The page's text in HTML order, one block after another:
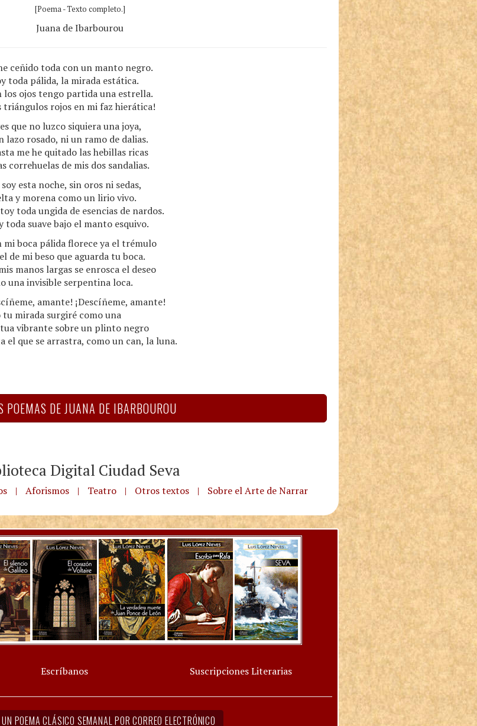
[Poema - Texto completo.]
Juana de Ibarbourou
ceñido toda con un manto negro.
toda pálida, la mirada estática.
los ojos tengo partida una estrella.
triángulos rojos en mi faz hierática!
que no luzco siquiera una joya,
lazo rosado, ni un ramo de dalias.
me he quitado las hebillas ricas
correhuelas de mis dos sandalias.
esta noche, sin oros ni sedas,
y morena como un lirio vivo.
toda ungida de esencias de nardos.
toda suave bajo el manto esquivo.
mi boca pálida florece ya el trémulo
de mi beso que aguarda tu boca.
manos largas se enrosca el deseo
una invisible serpentina loca.
amante! ¡Descíñeme, amante!
tu mirada surgiré como una
vibrante sobre un plinto negro
el que se arrastra, como un can, la luna.
POEMAS DE JUANA DE IBARBOUROU
Digital Ciudad Seva
| Aforismos | Teatro | Otros textos | Sobre el Arte de Narrar
Escríbanos Suscripciones Literarias
POEMA CLÁSICO SEMANAL POR CORREO ELECTRÓNICO